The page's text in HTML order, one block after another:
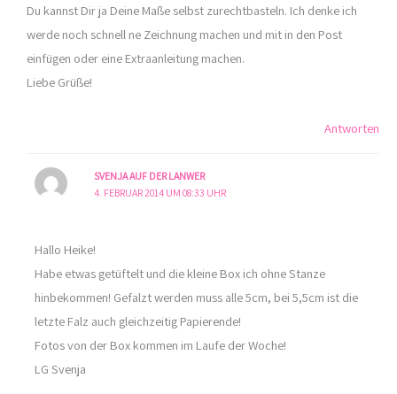
Du kannst Dir ja Deine Maße selbst zurechtbasteln. Ich denke ich
werde noch schnell ne Zeichnung machen und mit in den Post
einfügen oder eine Extraanleitung machen.
Liebe Grüße!
Antworten
SVENJA AUF DER LANWER
4. FEBRUAR 2014 UM 08:33 UHR
Hallo Heike!
Habe etwas getüftelt und die kleine Box ich ohne Stanze
hinbekommen! Gefalzt werden muss alle 5cm, bei 5,5cm ist die
letzte Falz auch gleichzeitig Papierende!
Fotos von der Box kommen im Laufe der Woche!
LG Svenja